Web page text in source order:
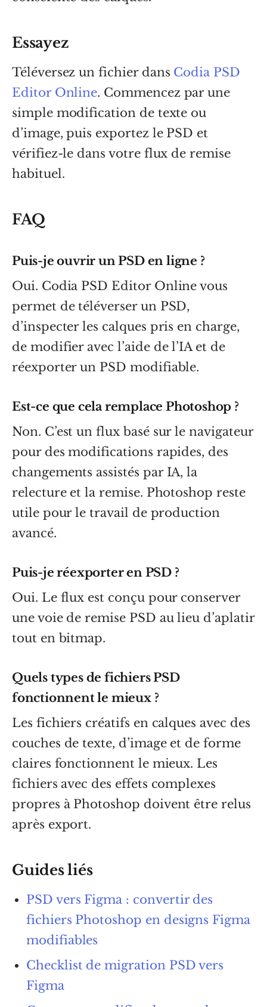
Essayez
Téléversez un fichier dans Codia PSD
Editor Online. Commencez par une
simple modification de texte ou
d’image, puis exportez le PSD et
vérifiez-le dans votre flux de remise
habituel.
FAQ
Puis-je ouvrir un PSD en ligne ?
Oui. Codia PSD Editor Online vous
permet de téléverser un PSD,
d’inspecter les calques pris en charge,
de modifier avec l’aide de l’IA et de
réexporter un PSD modifiable.
Est-ce que cela remplace Photoshop ?
Non. C’est un flux basé sur le navigateur
pour des modifications rapides, des
changements assistés par IA, la
relecture et la remise. Photoshop reste
utile pour le travail de production
avancé.
Puis-je réexporter en PSD ?
Oui. Le flux est conçu pour conserver
une voie de remise PSD au lieu d’aplatir
tout en bitmap.
Quels types de fichiers PSD
fonctionnent le mieux ?
Les fichiers créatifs en calques avec des
couches de texte, d’image et de forme
claires fonctionnent le mieux. Les
fichiers avec des effets complexes
propres à Photoshop doivent être relus
après export.
Guides liés
PSD vers Figma : convertir des
fichiers Photoshop en designs Figma
modifiables
Checklist de migration PSD vers
Figma